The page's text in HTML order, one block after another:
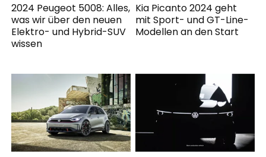
2024 Peugeot 5008: Alles,
was wir über den neuen
Elektro- und Hybrid-SUV
wissen
Kia Picanto 2024 geht
mit Sport- und GT-Line-
Modellen an den Start